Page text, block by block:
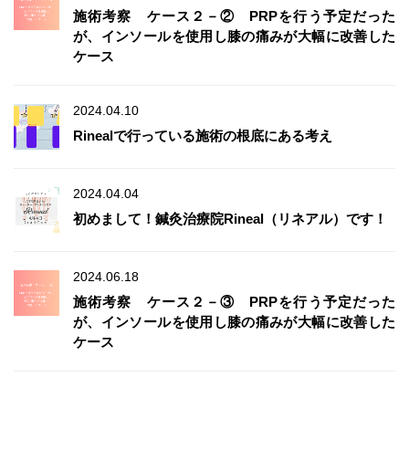
施術考察 ケース２－② PRPを行う予定だった
が、インソールを使用し膝の痛みが大幅に改善した
ケース
2024.04.10
Rinealで行っている施術の根底にある考え
2024.04.04
初めまして！鍼灸治療院Rineal（リネアル）です！
2024.06.18
施術考察 ケース２－③ PRPを行う予定だった
が、インソールを使用し膝の痛みが大幅に改善した
ケース